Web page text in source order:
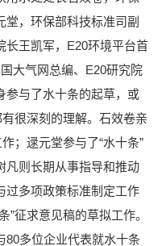
，环保部科技标准司副
长王凯军，E20环境平台首
大气网总编、E20研究院
参与了水十条的起草，或
很深刻的理解。石效卷亲
；逯元堂参与了“水十条”
凡则长期从事指导和推动
过多项政策标准制定工作
”征求意见稿的草拟工作。
80多位企业代表就水十条